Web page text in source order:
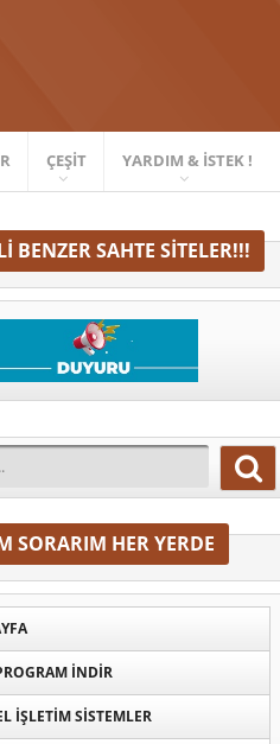
ÇEŞIT YARDIM & İSTEK !
BENZER SAHTE SITELER!!!
SORARIM HER YERDE
INDIR
İŞLETIM SISTEMLER